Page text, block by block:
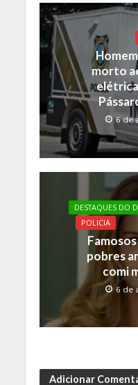
morto
6 de
DESTAQUES DO
POLICIA
pobres
comi
6 de
Adicionar